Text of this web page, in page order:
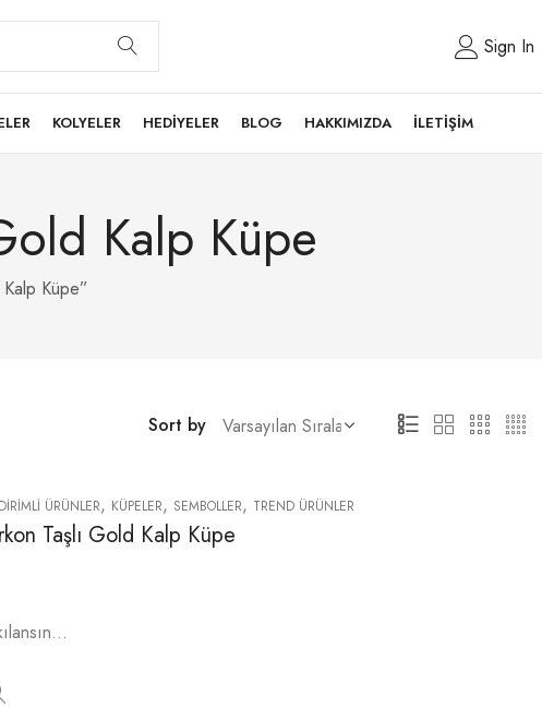
Sign In
KOLYELER HEDİYELER BLOG HAKKIMIZDA İLETİŞİM
Kalp Küpe
Küpe”
Sort by
ÜRÜNLER, KÜPELER, SEMBOLLER, TREND ÜRÜNLER
Taşlı Gold Kalp Küpe